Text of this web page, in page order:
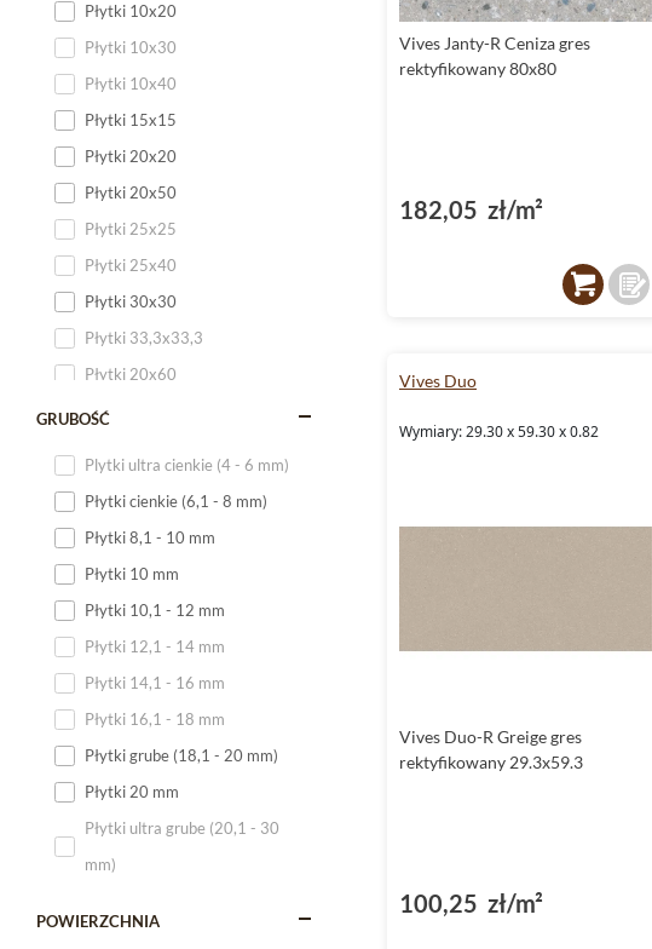
Płytki 10x20
Płytki 10x30
Płytki 10x40
Płytki 15x15
Płytki 20x20
Płytki 20x50
Płytki 25x25
Płytki 25x40
Płytki 30x30
Płytki 33,3x33,3
Płytki 20x60
Płytki 20x120
Płytki małe
GRUBOŚĆ
Plytki ultra cienkie (4 - 6 mm)
Płytki cienkie (6,1 - 8 mm)
Płytki 8,1 - 10 mm
Płytki 10 mm
Płytki 10,1 - 12 mm
Płytki 12,1 - 14 mm
Płytki 14,1 - 16 mm
Płytki 16,1 - 18 mm
Płytki grube (18,1 - 20 mm)
Płytki 20 mm
Płytki ultra grube (20,1 - 30
mm)
POWIERZCHNIA
Vives Janty-R Ceniza gres
rektyfikowany 80x80
182,05 zł/m²
Vives Duo
Wymiary: 29.30 x 59.30 x 0.82
Vives Duo-R Greige gres
rektyfikowany 29.3x59.3
100,25 zł/m²